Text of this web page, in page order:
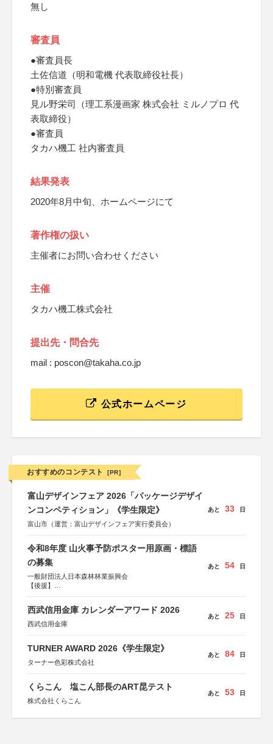
無し
審査員
●審査員長
土佐信道（明和電機 代表取締役社長）
●特別審査員
見ル野栄司（理工系漫画家 株式会社 ミルノプロ 代
表取締役）
●審査員
タカハ機工 社内審査員
結果発表
2020年8月中旬、ホームページにて
著作権の扱い
主催者にお問い合わせください
主催
タカハ機工株式会社
提出先・問合先
mail : poscon@takaha.co.jp
公式ホームページ
おすすめのコンテスト [PR]
富山デザインフェア 2026「パッケージデザイ
ンコンペティション」《学生限定》
富山市（運営：富山デザインフェア実行委員会）
あと 33 日
令和8年度 山火事予防ポスター用原画・標語
の募集
一般財団法人日本森林林業振興会
【後援】
会、森林火災対策協会
あと 54 日
西武信用金庫 カレンダーアワード 2026
西武信用金庫
あと 25 日
TURNER AWARD 2026《学生限定》
ターナー色彩株式会社
あと 84 日
くらこん 塩こん部長のART昆テスト
株式会社くらこん
あと 53 日